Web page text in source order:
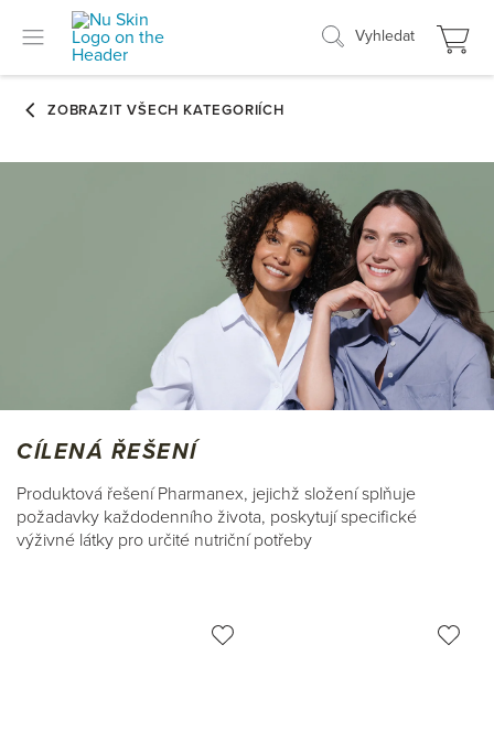
Vyhledat
CÍLENÁ ŘEŠENÍ
Produktová řešení Pharmanex, jejichž složení splňuje
požadavky každodenního života, poskytují specifické
výživné látky pro určité nutriční potřeby